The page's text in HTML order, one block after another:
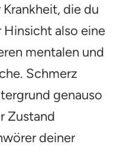
Leidens
die du
Hinsicht also eine
mentalen und
Schmerz
genauso
Zustand
deiner